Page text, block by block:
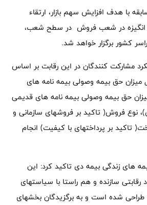
با هدف افزایش سهم بازار، ارتقاء
انگیزه در شعب فروش در سطح شعب،
کشور برگزار خواهد شد.
مشارکت کنندگان در این رقابت بر اساس
حق بیمه وصولی بیمه نامه های
حق بیمه وصولی بیمه نامه های قدیمی
نوع فروش( تاکید بر فروشهای سازمانی و
تاکید بر پرداختهای با کیفیت) انجام
های زندگی بیمه دی تاکید کرد: این
سازنده و هم راستا با سیاستهای
طراحی شده است و به برگزیدگان بخشهای